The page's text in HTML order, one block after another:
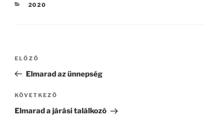
KATEGÓRIÁK
2020
Bejegyzés
Korábbi
bejegyzés
ELŐZŐ
Elmarad az ünnepség
Következő
bejegyzés
KÖVETKEZŐ
Elmarad a járási találkozó